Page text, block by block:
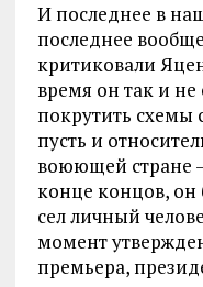
И последнее в
последнее
критиковали
время он так и не
покрутить схемы
пусть и
воюющей стране
конце концов, он
сел личный
момент
премьера,